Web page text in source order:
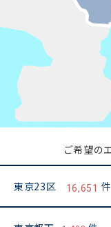
ご希望の
東京23区 16,651 件